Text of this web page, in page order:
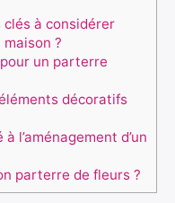
à considérer
?
un parterre
décoratifs
l’aménagement d’un
parterre de fleurs ?